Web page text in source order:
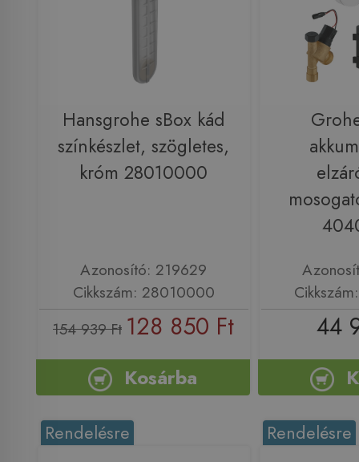
Hansgrohe sBox kád
színkészlet, szögletes,
króm 28010000
Azonosító: 219629
Cikkszám: 28010000
154 939 Ft 128 850 Ft
Kosárba
44
Rendelésre Rendelésre